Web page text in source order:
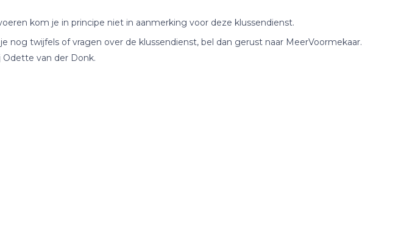
kom je in principe niet in aanmerking voor deze klussendienst.
twijfels of vragen over de klussendienst, bel dan gerust naar MeerVoormekaar.
Odette van der Donk.